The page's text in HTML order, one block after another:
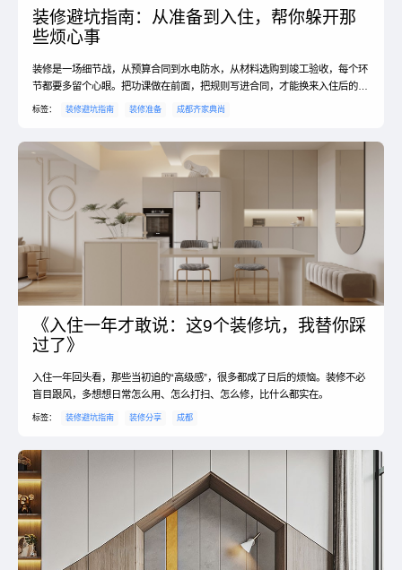
装修避坑指南：从准备到入住，帮你躲开那
些烦心事
装修是一场细节战，从预算合同到水电防水，从材料选购到竣工验收，每个环
节都要多留个心眼。把功课做在前面，把规则写进合同，才能换来入住后的踏
实舒心。
标签： 装修避坑指南 装修准备 成都齐家典尚
《入住一年才敢说：这9个装修坑，我替你踩
过了》
入住一年回头看，那些当初追的“高级感”，很多都成了日后的烦恼。装修不必
盲目跟风，多想想日常怎么用、怎么打扫、怎么修，比什么都实在。
标签： 装修避坑指南 装修分享 成都